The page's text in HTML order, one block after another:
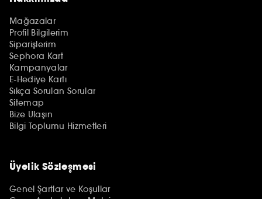
Mağazalar
Profil Bilgilerim
Siparişlerim
Sephora Kart
Kampanyalar
E-Hediye Kartı
Sıkça Sorulan Sorular
Sitemap
Bize Ulaşın
Bilgi Toplumu Hizmetleri
Üyelik Sözleşmesi
Genel Şartlar ve Koşullar